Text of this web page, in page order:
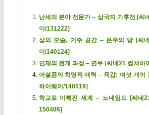
난세의 분야 전문가 – 삼국지 가후전 [씨
이/131222]
삶의 모습, 거주 공간 – 은주의 방 [씨
이/140124]
인재의 전개 과정 – 연무 [씨네21 컬쳐하
어설픔의 치명적 매력 – 육갑: 여섯 개의
하이웨이/140519]
학교로 이뤄진 세계 – 노네임드 [씨네
150406]